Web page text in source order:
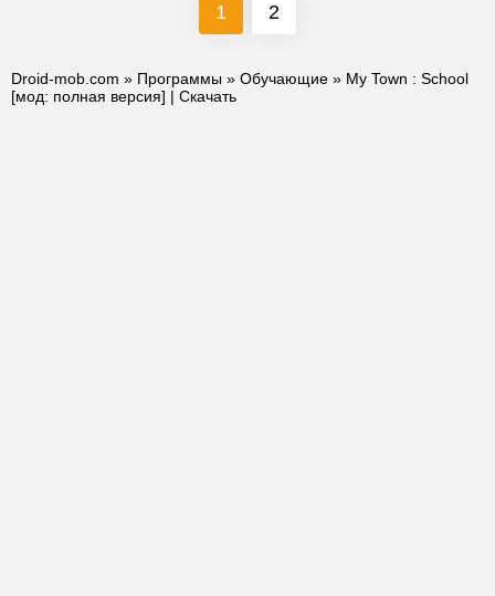
1 2
Droid-mob.com » Программы » Обучающие » My Town : School
[мод: полная версия] | Скачать